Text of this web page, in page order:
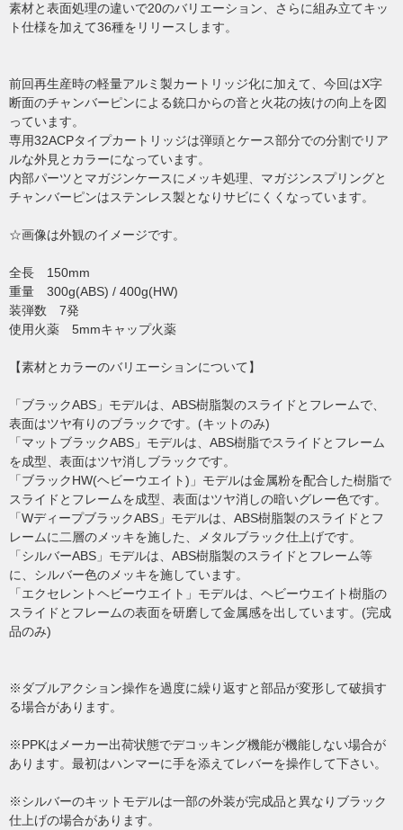
素材と表面処理の違いで20のバリエーション、さらに組み立てキッ
ト仕様を加えて36種をリリースします。
前回再生産時の軽量アルミ製カートリッジ化に加えて、今回はX字
断面のチャンバーピンによる銃口からの音と火花の抜けの向上を図
っています。
専用32ACPタイプカートリッジは弾頭とケース部分での分割でリア
ルな外見とカラーになっています。
内部パーツとマガジンケースにメッキ処理、マガジンスプリングと
チャンバーピンはステンレス製となりサビにくくなっています。
☆画像は外観のイメージです。
全長 150mm
重量 300g(ABS) / 400g(HW)
装弾数 7発
使用火薬 5mmキャップ火薬
【素材とカラーのバリエーションについて】
「ブラックABS」モデルは、ABS樹脂製のスライドとフレームで、
表面はツヤ有りのブラックです。(キットのみ)
「マットブラックABS」モデルは、ABS樹脂でスライドとフレーム
を成型、表面はツヤ消しブラックです。
「ブラックHW(ヘビーウエイト)」モデルは金属粉を配合した樹脂で
スライドとフレームを成型、表面はツヤ消しの暗いグレー色です。
「WディープブラックABS」モデルは、ABS樹脂製のスライドとフ
レームに二層のメッキを施した、メタルブラック仕上げです。
「シルバーABS」モデルは、ABS樹脂製のスライドとフレーム等
に、シルバー色のメッキを施しています。
「エクセレントヘビーウエイト」モデルは、ヘビーウエイト樹脂の
スライドとフレームの表面を研磨して金属感を出しています。(完成
品のみ)
※ダブルアクション操作を過度に繰り返すと部品が変形して破損す
る場合があります。
※PPKはメーカー出荷状態でデコッキング機能が機能しない場合が
あります。最初はハンマーに手を添えてレバーを操作して下さい。
※シルバーのキットモデルは一部の外装が完成品と異なりブラック
仕上げの場合があります。